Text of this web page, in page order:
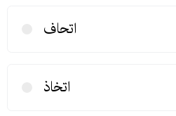
اتحاف
اتخاذ